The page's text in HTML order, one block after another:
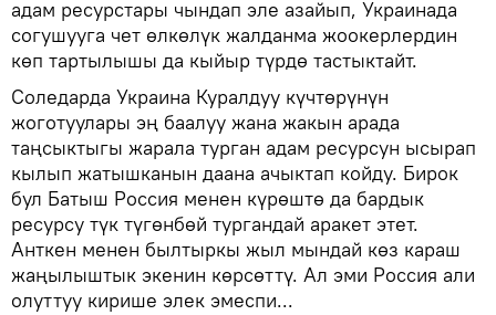
адам ресурстары чындап эле азайып, Украинада
согушууга чет өлкөлүк жалданма жоокерлердин
көп тартылышы да кыйыр түрдө тастыктайт.
Соледарда Украина Куралдуу күчтөрүнүн
жоготуулары эң баалуу жана жакын арада
таңсыктыгы жарала турган адам ресурсун ысырап
кылып жатышканын даана ачыктап койду. Бирок
бул Батыш Россия менен күрөштө да бардык
ресурсу түк түгөнбөй тургандай аракет этет.
Анткен менен былтыркы жыл мындай көз караш
жаңылыштык экенин көрсөттү. Ал эми Россия али
олуттуу кирише элек эмеспи...